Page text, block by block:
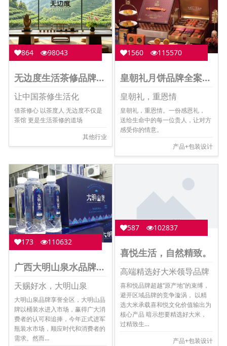
864 98043
无边度生活茶修品牌全案
让中国茶修生活化
借茶修心 以茶度人 无边度不仅是
茶馆 更是生活茶修的道场
其他行业
1560 115570
皇朝礼月饼品牌全案设计
皇朝礼，重恩情
皇朝礼，重恩情。一份感恩礼，
送给生命中的每一位贵人，让对方
感受你的情意。
产品+包装设计
173 110632
广西大明山泉水品牌升级
天赐好水，大明山泉
大明山泉品牌享誉全区，大明山品
牌以桶装水进入市场，赢得广大消
费者的认可和追捧，今年正式进军
瓶装水市场，顺应时代和消费者的
需求。然而…
587 102837
喜悦生活，自然精致。
高端精选好大米领导品牌
喜和悦品牌超越“原产地”的束缚，
避开区域品牌的竞争漩涡， 以精
选大米承载喜和悦文化价值输出为
核心产品 暗示想要精选好大米，
过精致生…
产品+包装设计